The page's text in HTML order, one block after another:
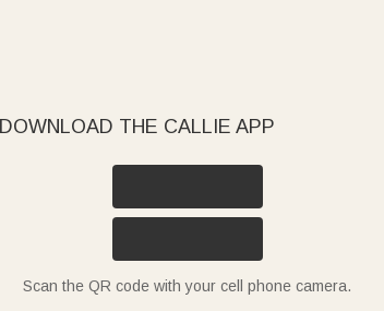
DOWNLOAD THE CALLIE APP
Scan the QR code with your cell phone camera.